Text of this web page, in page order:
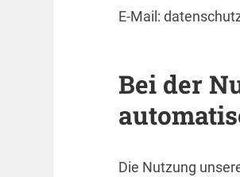
E-Mail:
Bei der
Die Nutzung